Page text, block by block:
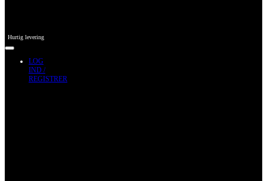
Hurtig levering
LOG
IND /
REGISTRER